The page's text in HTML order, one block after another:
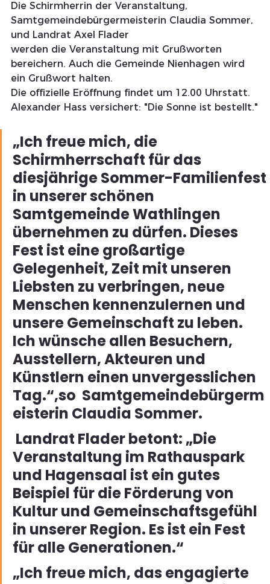
Die Schirmherrin der Veranstaltung,
Samtgemeindebürgermeisterin Claudia Sommer,
und Landrat Axel Flader
werden die Veranstaltung mit Grußworten
bereichern. Auch die Gemeinde Nienhagen wird
ein Grußwort halten.
Die offizielle Eröffnung findet um 12.00 Uhrstatt.
Alexander Hass versichert: "Die Sonne ist bestellt."
„Ich freue mich, die
Schirmherrschaft für das
diesjährige Sommer-Familienfest
in unserer schönen
Samtgemeinde Wathlingen
übernehmen zu dürfen. Dieses
Fest ist eine großartige
Gelegenheit, Zeit mit unseren
Liebsten zu verbringen, neue
Menschen kennenzulernen und
unsere Gemeinschaft zu leben.
Ich wünsche allen Besuchern,
Ausstellern, Akteuren und
Künstlern einen unvergesslichen
Tag.“,so  Samtgemeindebürgerm
eisterin Claudia Sommer.
Veranstaltung im Rathauspark
und Hagensaal ist ein gutes
Beispiel für die Förderung von
Kultur und Gemeinschaftsgefühl
in unserer Region. Es ist ein Fest
für alle Generationen.“
„Ich freue mich, das engagierte